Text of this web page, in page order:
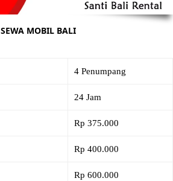
SEWA MOBIL BALI
4 Penumpang
24 Jam
Rp 375.000
Rp 400.000
Rp 600.000